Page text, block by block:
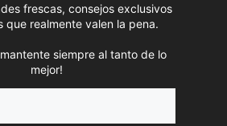
frescas, consejos exclusivos
que realmente valen la pena.
siempre al tanto de lo
mejor!